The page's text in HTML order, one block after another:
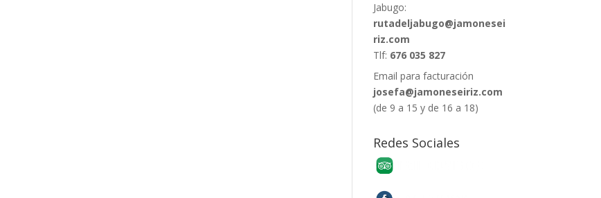
Jabugo:
rutadeljabugo@jamonesei
riz.com
Tlf: 676 035 827
Email para facturación
josefa@jamoneseiriz.com
(de 9 a 15 y de 16 a 18)
Redes Sociales